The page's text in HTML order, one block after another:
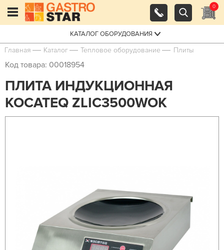
0
КАТАЛОГ ОБОРУДОВАНИЯ
Главная Каталог Тепловое оборудование Плиты
Код товара: 00018954
ПЛИТА ИНДУКЦИОННАЯ
KOCATEQ ZLIC3500WOK